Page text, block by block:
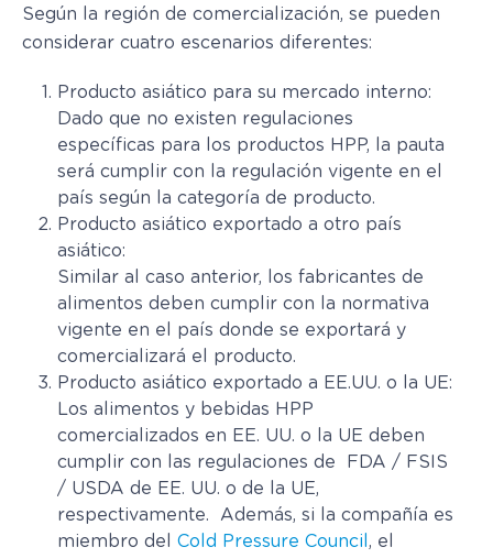
Según la región de comercialización, se pueden
considerar cuatro escenarios diferentes:
Producto asiático para su mercado interno:
Dado que no existen regulaciones
específicas para los productos HPP, la pauta
será cumplir con la regulación vigente en el
país según la categoría de producto.
Producto asiático exportado a otro país
asiático:
Similar al caso anterior, los fabricantes de
alimentos deben cumplir con la normativa
vigente en el país donde se exportará y
comercializará el producto.
Producto asiático exportado a EE.UU. o la UE:
Los alimentos y bebidas HPP
comercializados en EE. UU. o la UE deben
cumplir con las regulaciones de FDA / FSIS
/ USDA de EE. UU. o de la UE,
respectivamente. Además, si la compañía es
miembro del Cold Pressure Council , el